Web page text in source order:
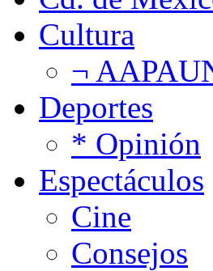
Cultura
¬
Deportes
* Opinión
Espectáculos
Cine
Consejos